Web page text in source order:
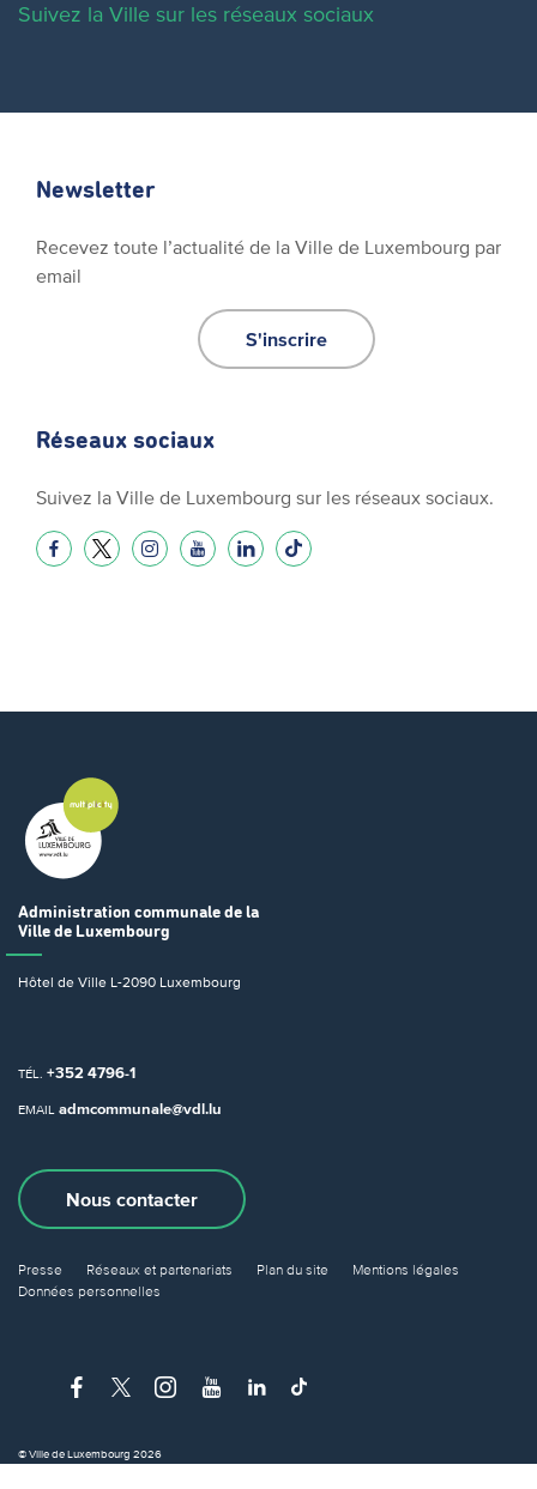
Suivez la Ville sur les réseaux sociaux
Newsletter
Recevez toute l’actualité de la Ville de Luxembourg par
email
S'inscrire
Réseaux sociaux
Suivez la Ville de Luxembourg sur les réseaux sociaux.
Administration communale de la
Ville de Luxembourg
Hôtel de Ville L-2090 Luxembourg
TÉL. +352 4796-1
EMAIL admcommunale@vdl.lu
Nous contacter
Presse Réseaux et partenariats Plan du site
Mentions légales
Données personnelles
© Ville de Luxembourg 2026